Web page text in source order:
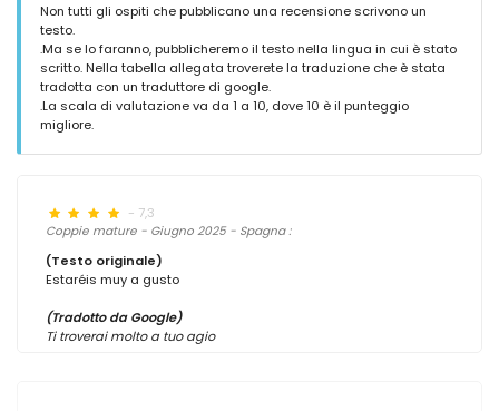
Non tutti gli ospiti che pubblicano una recensione scrivono un
testo.
.Ma se lo faranno, pubblicheremo il testo nella lingua in cui è stato
scritto. Nella tabella allegata troverete la traduzione che è stata
tradotta con un traduttore di google.
.La scala di valutazione va da 1 a 10, dove 10 è il punteggio
migliore.
- 7,3
Coppie mature - Giugno 2025 - Spagna :
(Testo originale)
Estaréis muy a gusto
(Tradotto da Google)
Ti troverai molto a tuo agio